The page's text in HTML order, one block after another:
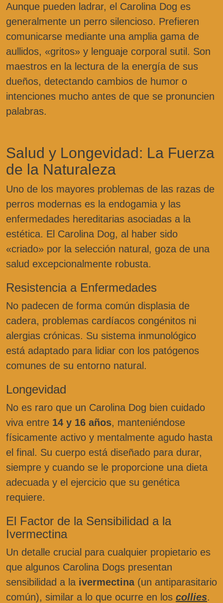
Aunque pueden ladrar, el Carolina Dog es
generalmente un perro silencioso. Prefieren
comunicarse mediante una amplia gama de
aullidos, «gritos» y lenguaje corporal sutil. Son
maestros en la lectura de la energía de sus
dueños, detectando cambios de humor o
intenciones mucho antes de que se pronuncien
palabras.
Salud y Longevidad: La Fuerza
de la Naturaleza
Uno de los mayores problemas de las razas de
perros modernas es la endogamia y las
enfermedades hereditarias asociadas a la
estética. El Carolina Dog, al haber sido
«criado» por la selección natural, goza de una
salud excepcionalmente robusta.
Resistencia a Enfermedades
No padecen de forma común displasia de
cadera, problemas cardíacos congénitos ni
alergias crónicas. Su sistema inmunológico
está adaptado para lidiar con los patógenos
comunes de su entorno natural.
Longevidad
No es raro que un Carolina Dog bien cuidado
viva entre 14 y 16 años, manteniéndose
físicamente activo y mentalmente agudo hasta
el final. Su cuerpo está diseñado para durar,
siempre y cuando se le proporcione una dieta
adecuada y el ejercicio que su genética
requiere.
El Factor de la Sensibilidad a la
Ivermectina
Un detalle crucial para cualquier propietario es
que algunos Carolina Dogs presentan
sensibilidad a la ivermectina(un antiparasitario
común), similar a lo que ocurre en los collies.